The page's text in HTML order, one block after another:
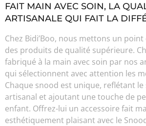
FAIT MAIN AVEC SOIN, LA
ARTISANALE QUI FAIT LA
Chez Bidi’Boo, nous mettons un
des produits de qualité supérieure.
fabriqué à la main avec soin par nos
qui sélectionnent avec attention les
Chaque snood est unique, reflétant le
artisanal et ajoutant une touche de
enfant. Offrez-lui un accessoire fait
esthétiquement plaisant avec le